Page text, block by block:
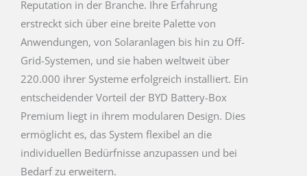
Reputation in der Branche. Ihre Erfahrung
erstreckt sich über eine breite Palette von
Anwendungen, von Solaranlagen bis hin zu Off-
Grid-Systemen, und sie haben weltweit über
220.000 ihrer Systeme erfolgreich installiert. Ein
entscheidender Vorteil der BYD Battery-Box
Premium liegt in ihrem modularen Design. Dies
ermöglicht es, das System flexibel an die
individuellen Bedürfnisse anzupassen und bei
Bedarf zu erweitern.